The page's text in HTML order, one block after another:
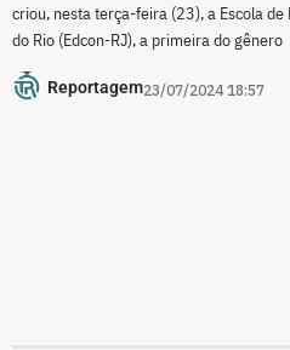
criou, nesta terça-feira (23), a Escola
do Rio (Edcon-RJ), a primeira do gênero
Reportagem23/07/2024 18:57